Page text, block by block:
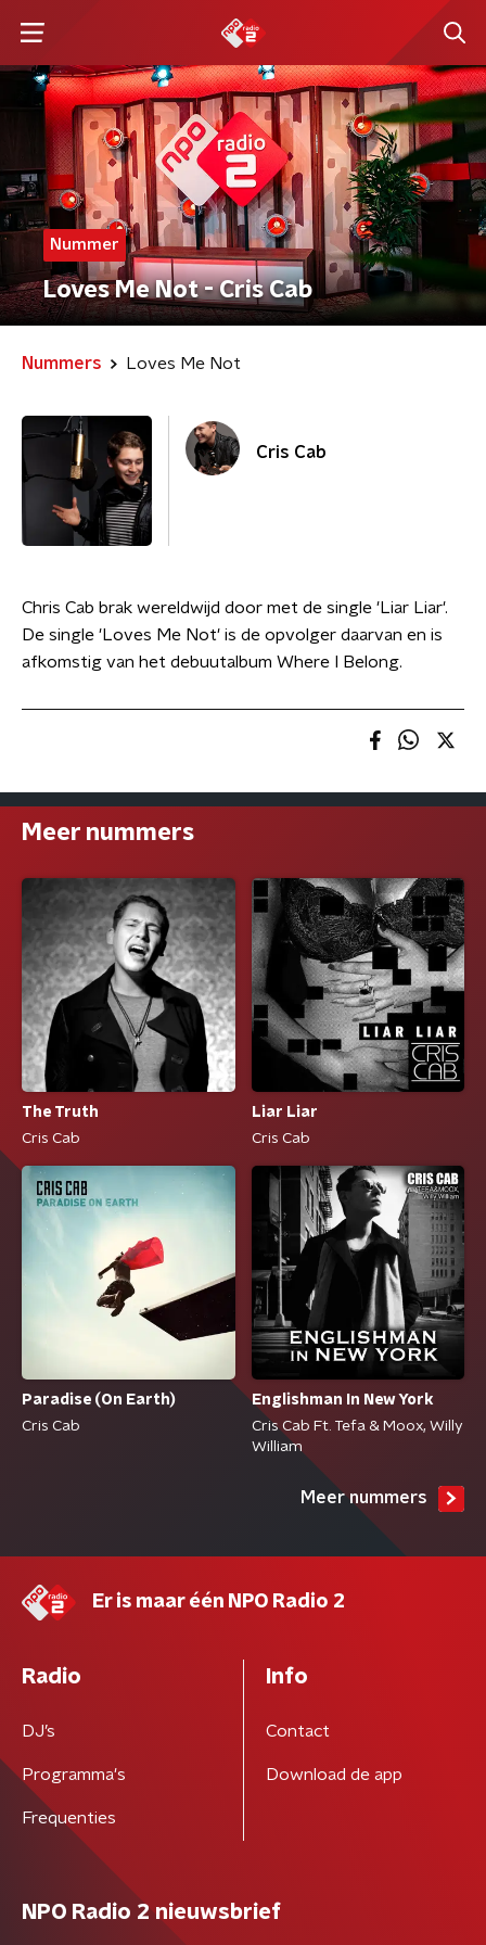
Nummer
Loves Me Not - Cris Cab
Nummers Loves Me Not
Cris Cab
Chris Cab brak wereldwijd door met de single 'Liar Liar'.
De single 'Loves Me Not' is de opvolger daarvan en is
afkomstig van het debuutalbum Where I Belong.
Meer nummers
The Truth
Cris Cab
Liar Liar
Cris Cab
Paradise (On Earth)
Cris Cab
Englishman In New York
Cris Cab Ft. Tefa & Moox, Willy
William
Meer nummers
Er is maar één NPO Radio 2
Radio
DJ’s
Programma's
Frequenties
Info
Contact
Download de app
NPO Radio 2 nieuwsbrief